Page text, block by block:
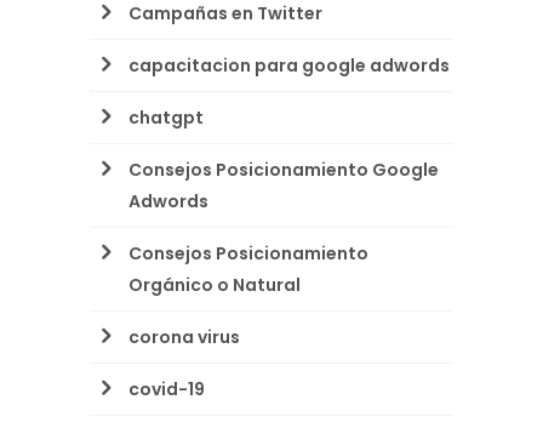
Campañas en Twitter
capacitacion para google adwords
chatgpt
Consejos Posicionamiento Google
Adwords
Consejos Posicionamiento
Orgánico o Natural
corona virus
covid-19